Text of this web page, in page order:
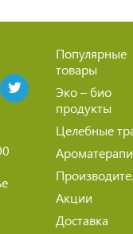
Популярные
товары
Эко – био
продукты
Целебные
Акции
Доставка